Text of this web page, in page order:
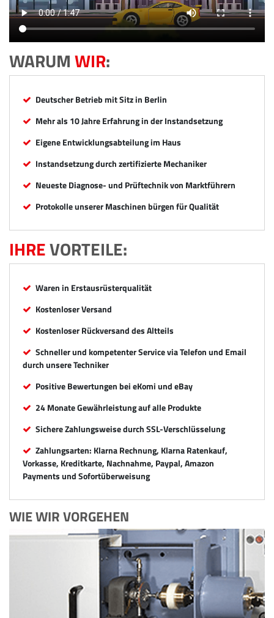
WARUMWIR:
Deutscher Betrieb mit Sitz in Berlin
Mehr als 10 Jahre Erfahrung in der Instandsetzung
Eigene Entwicklungsabteilung im Haus
Instandsetzung durch zertifizierte Mechaniker
Neueste Diagnose- und Prüftechnik von Marktführern
Protokolle unserer Maschinen bürgen für Qualität
IHREVORTEILE:
Waren in Erstausrüsterqualität
Kostenloser Versand
Kostenloser Rückversand des Altteils
Schneller und kompetenter Service via Telefon und Email
durch unsere Techniker
Positive Bewertungen bei eKomi und eBay
24 Monate Gewährleistung auf alle Produkte
Sichere Zahlungsweise durch SSL-Verschlüsselung
Zahlungsarten: Klarna Rechnung, Klarna Ratenkauf,
Vorkasse, Kreditkarte, Nachnahme, Paypal, Amazon
Payments und Sofortüberweisung
WIE WIR VORGEHEN